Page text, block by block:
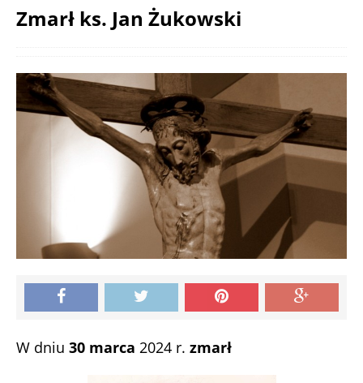
Zmarł ks. Jan Żukowski
W dniu 30 marca 2024 r. zmarł